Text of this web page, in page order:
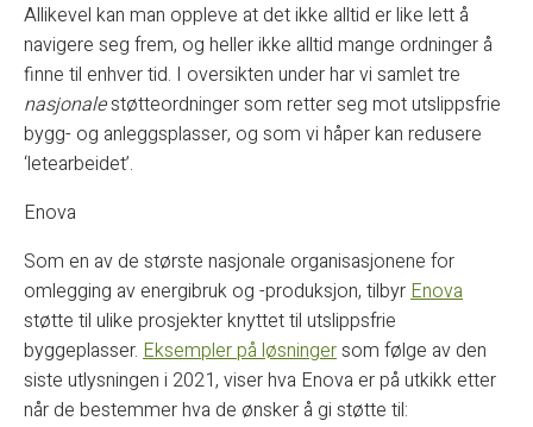
Allikevel kan man oppleve at det ikke alltid er like lett å
navigere seg frem, og heller ikke alltid mange ordninger å
finne til enhver tid. I oversikten under har vi samlet tre
nasjonalestøtteordninger som retter seg mot utslippsfrie
bygg- og anleggsplasser, og som vi håper kan redusere
‘letearbeidet’.
Enova
Som en av de største nasjonale organisasjonene for
omlegging av energibruk og -produksjon, tilbyrEnova
støtte til ulike prosjekter knyttet til utslippsfrie
byggeplasser. Eksempler på løsningersom følge av den
siste utlysningen i 2021, viser hva Enova er på utkikk etter
når de bestemmer hva de ønsker å gi støtte til: